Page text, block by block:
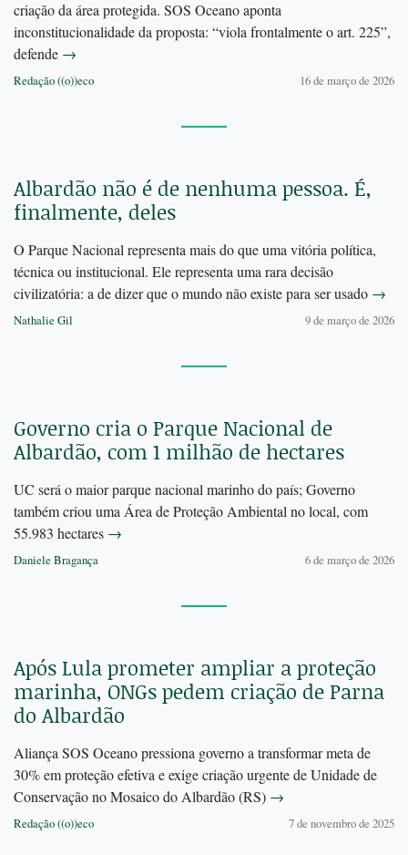
criação da área protegida. SOS Oceano aponta
inconstitucionalidade da proposta: “viola frontalmente o art. 225”,
defende →
Redação ((o))eco 16 de março de 2026
Albardão não é de nenhuma pessoa. É,
finalmente, deles
O Parque Nacional representa mais do que uma vitória política,
técnica ou institucional. Ele representa uma rara decisão
civilizatória: a de dizer que o mundo não existe para ser usado →
Nathalie Gil 9 de março de 2026
Governo cria o Parque Nacional de
Albardão, com 1 milhão de hectares
UC será o maior parque nacional marinho do país; Governo
também criou uma Área de Proteção Ambiental no local, com
55.983 hectares →
Daniele Bragança 6 de março de 2026
Após Lula prometer ampliar a proteção
marinha, ONGs pedem criação de Parna
do Albardão
Aliança SOS Oceano pressiona governo a transformar meta de
30% em proteção efetiva e exige criação urgente de Unidade de
Conservação no Mosaico do Albardão (RS) →
Redação ((o))eco 7 de novembro de 2025